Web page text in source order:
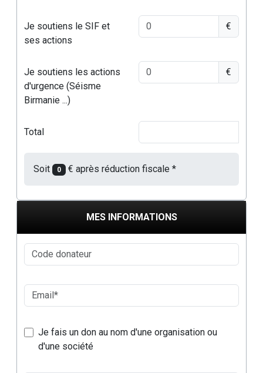
Je soutiens le SIF et
ses actions
€
Je soutiens les actions
d'urgence (Séisme
Birmanie ...)
€
Total
Soit 0 € après réduction fiscale *
MES INFORMATIONS
Je fais un don au nom d'une organisation ou
d'une société